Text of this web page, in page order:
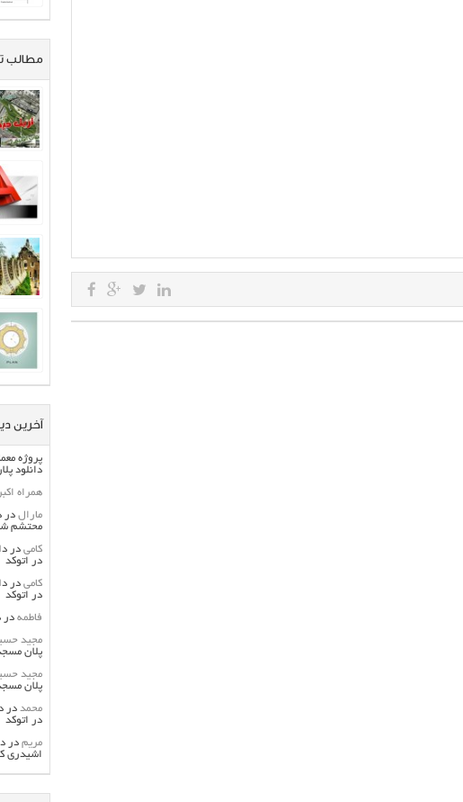
مطالب
آخرین
پروژه
دانلود
همراه
مارال در
محتشم
کامی در
در اتوکد
کامی در
در اتوکد
فاطمه در
مجید
پلان
مجید
پلان
محمد در
در اتوکد
مریم در
اشیدری